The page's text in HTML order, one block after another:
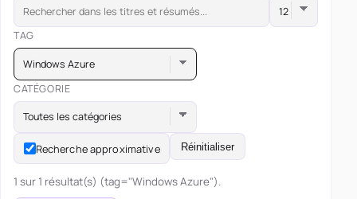
TAG
Windows Azure
CATÉGORIE
Toutes les catégories
Recherche approximative Réinitialiser
1 sur 1 résultat(s) (tag="Windows Azure").